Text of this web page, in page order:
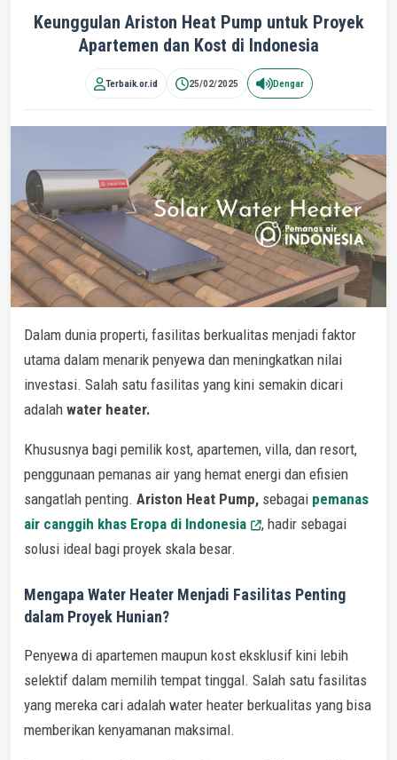
Keunggulan Ariston Heat Pump untuk Proyek
Apartemen dan Kost di Indonesia
Terbaik.or.id 25/02/2025 Dengar
Dalam dunia properti, fasilitas berkualitas menjadi faktor
utama dalam menarik penyewa dan meningkatkan nilai
investasi. Salah satu fasilitas yang kini semakin dicari
adalah water heater.
Khususnya bagi pemilik kost, apartemen, villa, dan resort,
penggunaan pemanas air yang hemat energi dan efisien
sangatlah penting. Ariston Heat Pump, sebagai pemanas
air canggih khas Eropa di Indonesia
, hadir sebagai
solusi ideal bagi proyek skala besar.
Mengapa Water Heater Menjadi Fasilitas Penting
dalam Proyek Hunian?
Penyewa di apartemen maupun kost eksklusif kini lebih
selektif dalam memilih tempat tinggal. Salah satu fasilitas
yang mereka cari adalah water heater berkualitas yang bisa
memberikan kenyamanan maksimal.